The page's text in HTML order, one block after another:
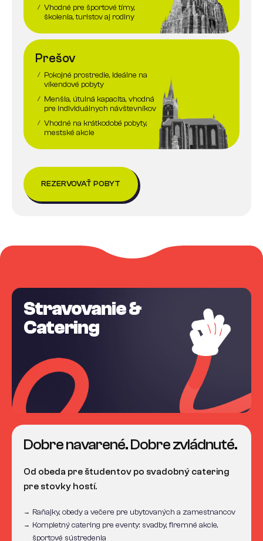
/ Vhodné pre športové tímy,
školenia, turistov aj rodiny
Prešov
/
Pokojné prostredie, ideálne na
víkendové pobyty
/
Menšia, útulná kapacita, vhodná
pre individuálnych návštevníkov
/ Vhodné na krátkodobé pobyty,
mestské akcie
REZERVOVAŤ POBYT
Stravovanie &
Catering
Dobre navarené. Dobre zvládnuté.
Od obeda pre študentov po svadobný catering
pre stovky hostí.
→ Raňajky, obedy a večere pre ubytovaných a zamestnancov
→ Kompletný catering pre eventy: svadby, firemné akcie,
športové sústredenia